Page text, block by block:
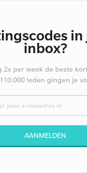
in
inbox?
2x per week de beste
leden gingen je
AANMELDEN